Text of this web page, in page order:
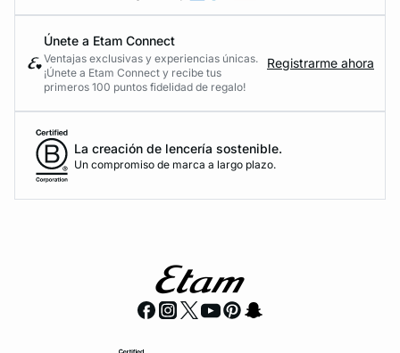
Únete a Etam Connect
Ventajas exclusivas y experiencias únicas.
¡Únete a Etam Connect y recibe tus
primeros 100 puntos fidelidad de regalo!
Registrarme ahora
La creación de lencería sostenible.
Un compromiso de marca a largo plazo.